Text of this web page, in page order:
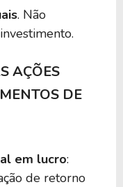
. Não
AÇÕES
DE
em lucro:
de retorno